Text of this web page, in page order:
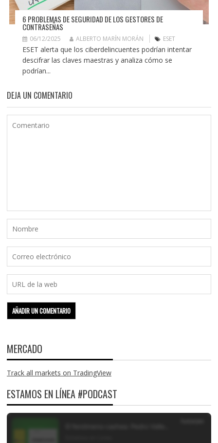
6 PROBLEMAS DE SEGURIDAD DE LOS GESTORES DE
CONTRASEÑAS
06/12/2025 ALBERTO MARÍN MORÁN ESET
ESET alerta que los ciberdelincuentes podrían intentar
descifrar las claves maestras y analiza cómo se
podrían...
DEJA UN COMENTARIO
MERCADO
Track all markets on TradingView
ESTAMOS EN LÍNEA #PODCAST